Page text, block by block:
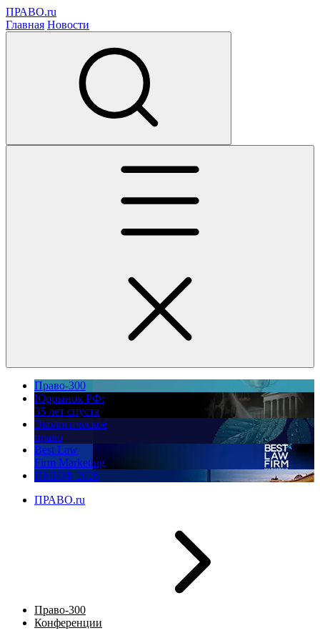
ПРАВО.ru
Главная Новости
Право-300
Юррынок РФ:
35 лет спустя
Экологическое
право
Best Law
Firm Marketing
ПМЮФ 2026
ПРАВО.ru
Право-300
Конференции